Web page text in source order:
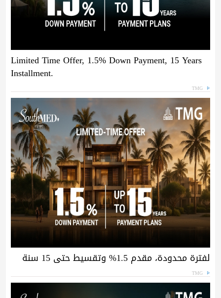
Limited Time Offer, 1.5% Down Payment, 15 Years
Installment.
TMG
لفترة محدودة، مقدم 1.5% وتقسيط حتى 15 سنة
TMG